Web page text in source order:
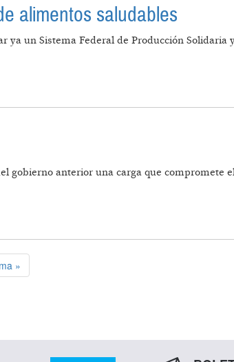
alimentos saludables
ya un Sistema Federal de Producción Solidaria
gobierno anterior una carga que compromete
»